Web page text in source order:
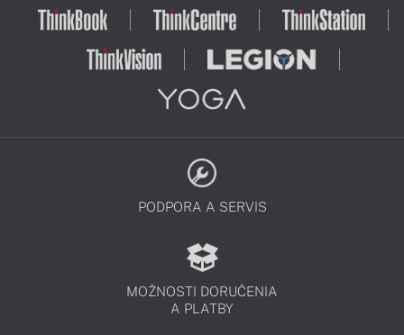
PODPORA A SERVIS
MOŽNOSTI DORUČENIA
A PLATBY